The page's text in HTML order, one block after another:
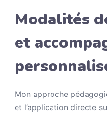
Modalités
et
Mon approche
et l’application directe